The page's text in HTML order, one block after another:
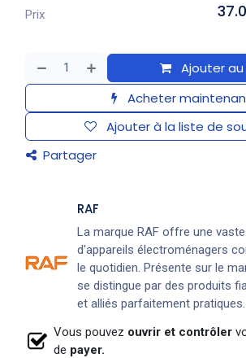
Ajouter
Acheter
Ajouter à la liste de
Partager
Prix
RAF
La marque RAF offre une
d'appareils électroménagers
le quotidien. Présente sur le
se distingue par des produits
et alliés parfaitement pratiques.
Vous pouvez ouvrir et contrôler
de payer.